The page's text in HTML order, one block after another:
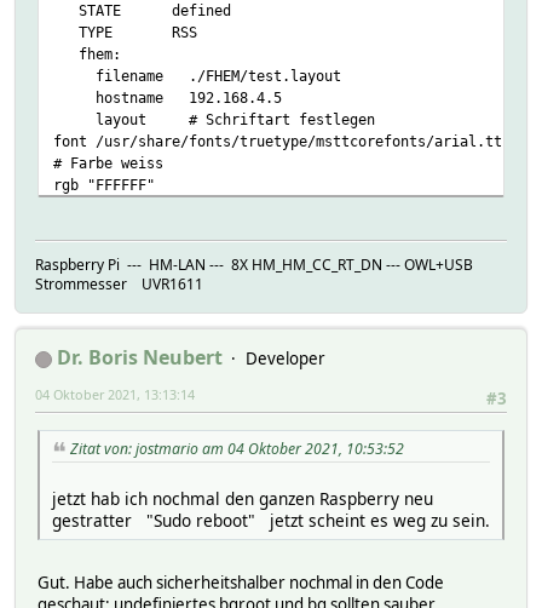
STATE defined
TYPE RSS
fhem:
filename ./FHEM/test.layout
hostname 192.168.4.5
layout # Schriftart festlegen
font /usr/share/fonts/truetype/msttcorefonts/arial.ttf
# Farbe weiss
rgb "FFFFFF"
line 400 245 800 245
line 0 460 800 460
useTextAlign 1
Attributes:
Raspberry Pi --- HM-LAN --- 8X HM_HM_CC_RT_DN --- OWL+USB
Strommesser UVR1611
Dr. Boris Neubert
Developer
#3
04 Oktober 2021, 13:13:14
Zitat von: jostmario am 04 Oktober 2021, 10:53:52
jetzt hab ich nochmal den ganzen Raspberry neu
gestratter "Sudo reboot" jetzt scheint es weg zu sein.
Gut. Habe auch sicherheitshalber nochmal in den Code